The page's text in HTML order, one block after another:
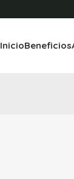
InicioBeneficios